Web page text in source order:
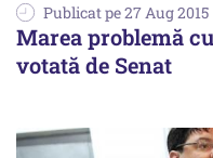
Publicat pe 27 Aug 2015
Marea problemă
votată de Senat